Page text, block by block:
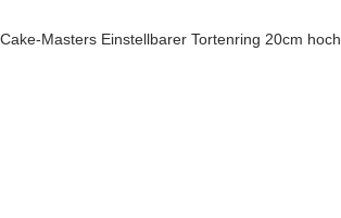
Cake-Masters Einstellbarer Tortenring 20cm hoch